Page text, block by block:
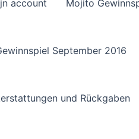
account Mojito
September 2016
und Rückgaben